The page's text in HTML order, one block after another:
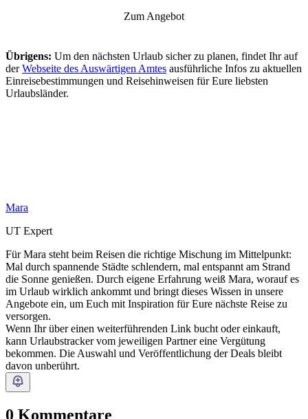
Zum Angebot
Übrigens: Um den nächsten Urlaub sicher zu planen, findet Ihr auf
derWebseite des Auswärtigen Amtes ausführliche Infos zu aktuellen
Einreisebestimmungen und Reisehinweisen für Eure liebsten
Urlaubsländer.
Mara
UT Expert
Für Mara steht beim Reisen die richtige Mischung im Mittelpunkt:
Mal durch spannende Städte schlendern, mal entspannt am Strand
die Sonne genießen. Durch eigene Erfahrung weiß Mara, worauf es
im Urlaub wirklich ankommt und bringt dieses Wissen in unsere
Angebote ein, um Euch mit Inspiration für Eure nächste Reise zu
versorgen.
Wenn Ihr über einen weiterführenden Link bucht oder einkauft,
kann Urlaubstracker vom jeweiligen Partner eine Vergütung
bekommen. Die Auswahl und Veröffentlichung der Deals bleibt
davon unberührt.
0 Kommentare